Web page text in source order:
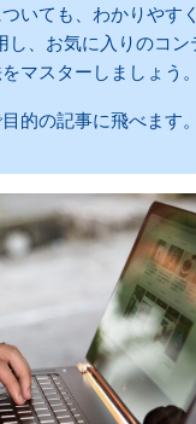
いても、わかりやす
し、お気に入りのコン
マスターしましょう。
的の記事に飛べます。